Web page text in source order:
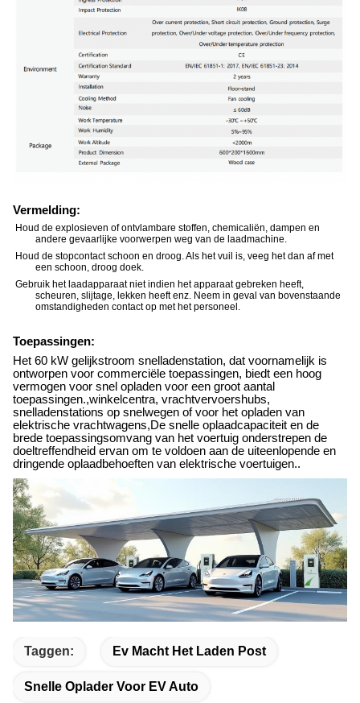
Vermelding:
Houd de explosieven of ontvlambare stoffen, chemicaliën, dampen en
andere gevaarlijke voorwerpen weg van de laadmachine.
Houd de stopcontact schoon en droog. Als het vuil is, veeg het dan af met
een schoon, droog doek.
Gebruik het laadapparaat niet indien het apparaat gebreken heeft,
scheuren, slijtage, lekken heeft enz. Neem in geval van bovenstaande
omstandigheden contact op met het personeel.
Toepassingen:
Het 60 kW gelijkstroom snelladenstation, dat voornamelijk is
ontworpen voor commerciële toepassingen, biedt een hoog
vermogen voor snel opladen voor een groot aantal
toepassingen.,winkelcentra, vrachtvervoershubs,
snelladenstations op snelwegen of voor het opladen van
elektrische vrachtwagens,De snelle oplaadcapaciteit en de
brede toepassingsomvang van het voertuig onderstrepen de
doeltreffendheid ervan om te voldoen aan de uiteenlopende en
dringende oplaadbehoeften van elektrische voertuigen..
Taggen: Ev Macht Het Laden Post
Snelle Oplader Voor EV Auto